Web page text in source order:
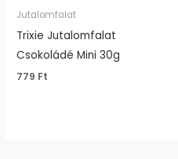
Jutalomfalat
Trixie Jutalomfalat
Csokoládé Mini 30g
779 Ft